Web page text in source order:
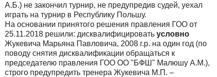
А.Б.) не закончил турнир, не предупредив судей, уехал
играть на турнир в Республику Польшу.
На основании принятого решения правления ГОО от
25.11.2018 решили: дисквалифицировать условно
Жукевича Марьяна Павловича, 2008 г.р. на один год (по
поводу снятия дисквалификации обращаться к
председателю правления ГОО ОО "БФШ" Малюшу А.М.),
строго предупредить тренера Жукевича М.П. –